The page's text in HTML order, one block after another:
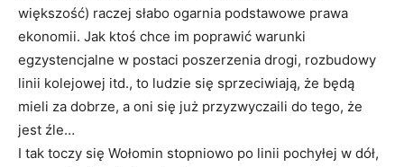
większość) raczej słabo ogarnia podstawowe prawa
ekonomii. Jak ktoś chce im poprawić warunki
egzystencjalne w postaci poszerzenia drogi, rozbudowy
linii kolejowej itd., to ludzie się sprzeciwiają, że będą
mieli za dobrze, a oni się już przyzwyczaili do tego, że
jest źle…
I tak toczy się Wołomin stopniowo po linii pochyłej w dół,